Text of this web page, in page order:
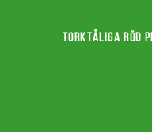
Torktåliga röd